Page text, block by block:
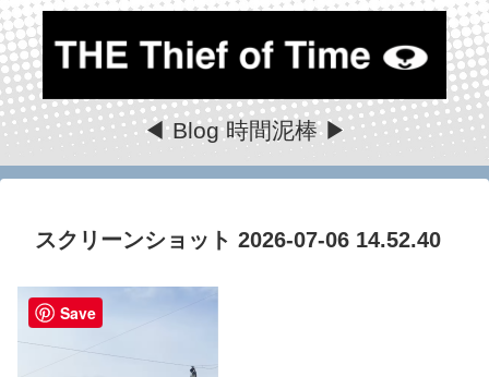
◀ Blog 時間泥棒 ▶
スクリーンショット 2026-07-06 14.52.40
Save